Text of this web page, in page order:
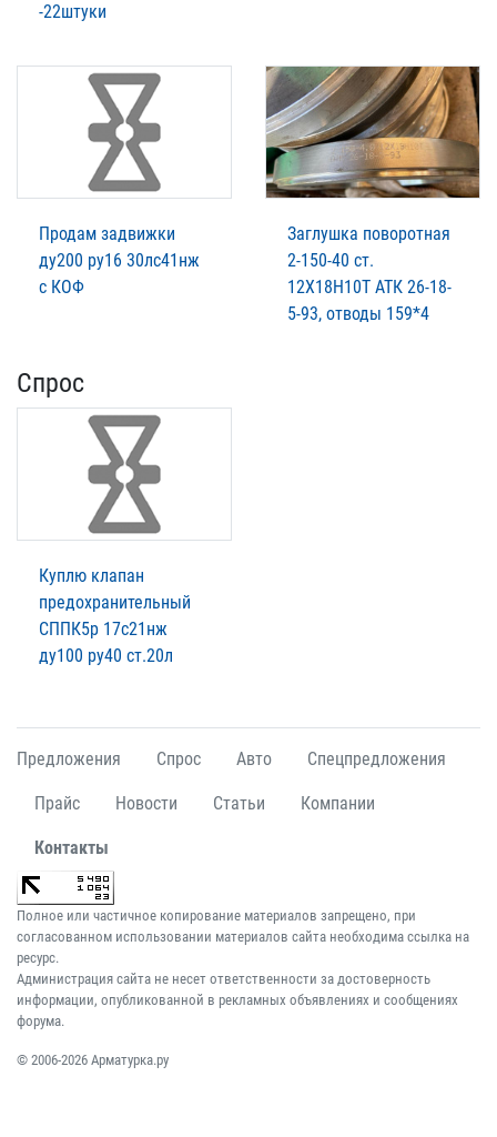
-22штуки
Продам задвижки
ду200 ру16 30лс41нж
с КОФ
Заглушка поворотная
2-150-40 ст.
12Х18Н10Т АТК 26-18-
5-93, отводы 159*4
Спрос
Куплю клапан
предохранительный
СППК5р 17с21нж
ду100 ру40 ст.20л
Предложения Спрос Авто Спецпредложения
Прайс Новости Статьи Компании
Контакты
Полное или частичное копирование материалов запрещено, при
согласованном использовании материалов сайта необходима ссылка на
ресурс.
Администрация сайта не несет ответственности за достоверность
информации, опубликованной в рекламных объявлениях и сообщениях
форума.
© 2006-2026 Арматурка.ру